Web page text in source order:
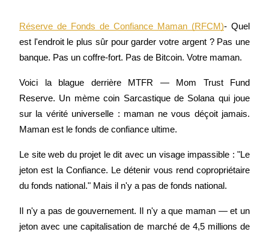
Futures COIN-M
Contrats à terme sur crypto-monnaie
TradFi
premières
Réserve de Fonds de Confiance Maman (RFCM)- Quel
est l'endroit le plus sûr pour garder votre argent ? Pas une
banque. Pas un coffre-fort. Pas de Bitcoin. Votre maman.
Voici la blague derrière MTFR — Mom Trust Fund
Reserve. Un mème coin Sarcastique de Solana qui joue
sur la vérité universelle : maman ne vous déçoit jamais.
Maman est le fonds de confiance ultime.
Le site web du projet le dit avec un visage impassible : "Le
jeton est la Confiance. Le détenir vous rend copropriétaire
du fonds national." Mais il n'y a pas de fonds national.
Il n'y a pas de gouvernement. Il n'y a que maman — et un
jeton avec une capitalisation de marché de 4,5 millions de